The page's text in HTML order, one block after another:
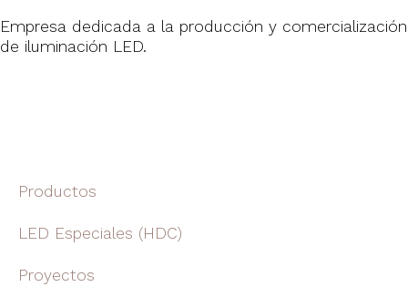
Empresa dedicada a la producción y comercialización
de iluminación LED.
Productos
LED Especiales (HDC)
Proyectos